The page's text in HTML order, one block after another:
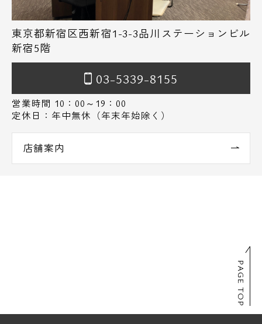
東京都新宿区西新宿1-3-3品川ステーションビル
新宿5階
03-5339-8155
営業時間 10：00～19：00
定休日：年中無休（年末年始除く）
店舗案内
PAGE TOP